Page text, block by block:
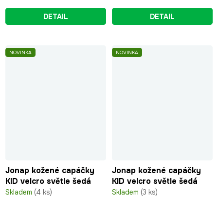
DETAIL DETAIL
NOVINKA
Jonap kožené capáčky
KID velcro světle šedá
Skladem (4 ks)
NOVINKA
Jonap kožené capáčky
KID velcro světle šedá
Skladem (3 ks)